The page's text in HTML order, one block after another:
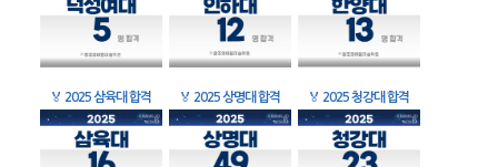
🏅 2025 삼육대 합격 🏅 2025 상명대 합격 🏅 2025 청강대 합격